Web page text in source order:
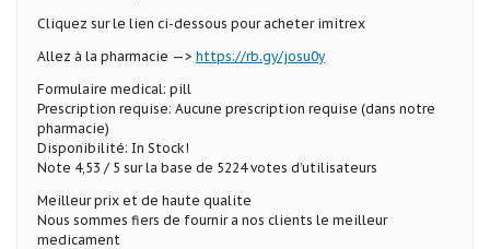
Cliquez sur le lien ci-dessous pour acheter imitrex
Allez à la pharmacie —> https://rb.gy/josu0y
Formulaire medical: pill
Prescription requise: Aucune prescription requise (dans notre
pharmacie)
Disponibilité: In Stock!
Note 4,53 / 5 sur la base de 5224 votes d’utilisateurs
Meilleur prix et de haute qualite
Nous sommes fiers de fournir a nos clients le meilleur
medicament